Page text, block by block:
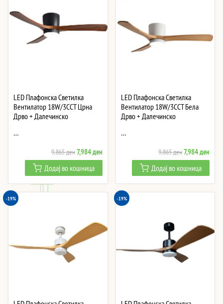
LED Плафонска Светилка
Вентилатор 18W/3CCT Црна
Дрво + Далечинско
…
9,865денOriginal
price
was:
9,865 ден.
7,984денCurrent
price
is:
7,984 ден.
Додај во кошница
LED Плафонска Светилка
Вентилатор 18W/3CCT Бела
Дрво + Далечинско
…
9,865денOriginal
price
was:
9,865 ден.
7,984ден
price
is:
Додај во кошница
-19% -19%